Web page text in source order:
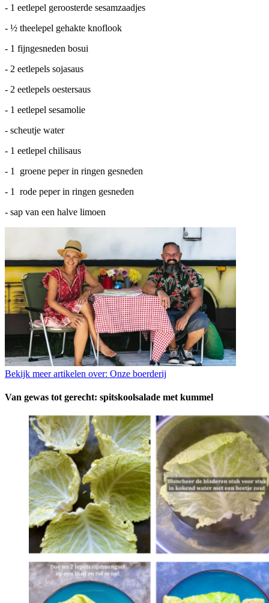
- 1 eetlepel geroosterde sesamzaadjes
- ½ theelepel gehakte knoflook
- 1 fijngesneden bosui
- 2 eetlepels sojasaus
- 2 eetlepels oestersaus
- 1 eetlepel sesamolie
- scheutje water
- 1 eetlepel chilisaus
- 1 groene peper in ringen gesneden
- 1 rode peper in ringen gesneden
- sap van een halve limoen
Bekijk meer artikelen over: Onze boerderij
Van gewas tot gerecht: spitskoolsalade met kummel